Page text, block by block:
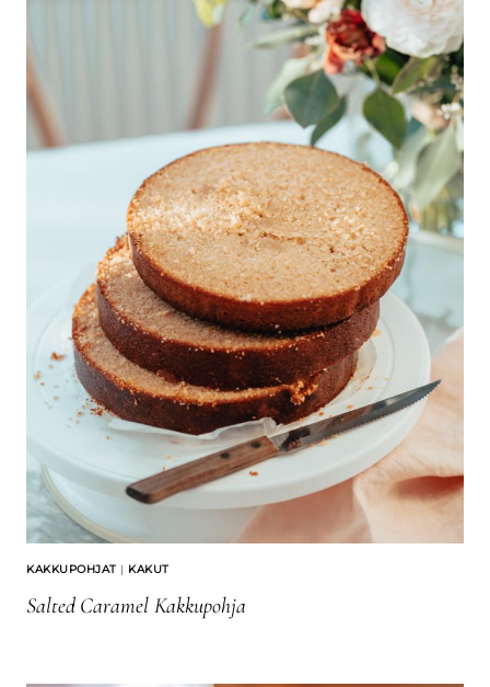
KAKKUPOHJAT | KAKUT
Salted Caramel Kakkupohja